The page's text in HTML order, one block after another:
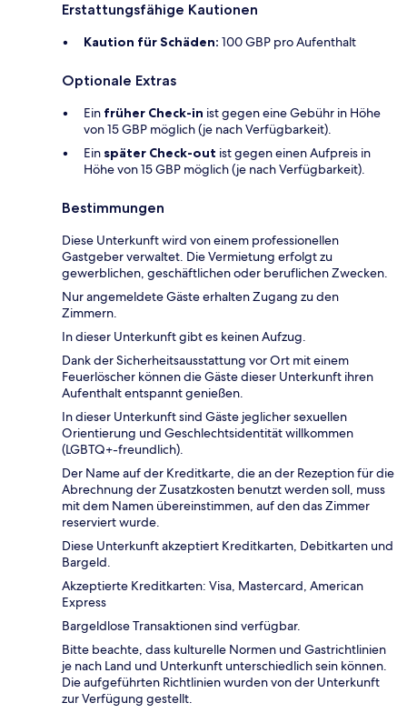
Erstattungsfähige Kautionen
Kaution für Schäden: 100 GBP pro Aufenthalt
Optionale Extras
Ein früher Check-in ist gegen eine Gebühr in Höhe
von 15 GBP möglich (je nach Verfügbarkeit).
Ein später Check-out ist gegen einen Aufpreis in
Höhe von 15 GBP möglich (je nach Verfügbarkeit).
Bestimmungen
Diese Unterkunft wird von einem professionellen
Gastgeber verwaltet. Die Vermietung erfolgt zu
gewerblichen, geschäftlichen oder beruflichen Zwecken.
Nur angemeldete Gäste erhalten Zugang zu den
Zimmern.
In dieser Unterkunft gibt es keinen Aufzug.
Dank der Sicherheitsausstattung vor Ort mit einem
Feuerlöscher können die Gäste dieser Unterkunft ihren
Aufenthalt entspannt genießen.
In dieser Unterkunft sind Gäste jeglicher sexuellen
Orientierung und Geschlechtsidentität willkommen
(LGBTQ+-freundlich).
Der Name auf der Kreditkarte, die an der Rezeption für die
Abrechnung der Zusatzkosten benutzt werden soll, muss
mit dem Namen übereinstimmen, auf den das Zimmer
reserviert wurde.
Diese Unterkunft akzeptiert Kreditkarten, Debitkarten und
Bargeld.
Akzeptierte Kreditkarten: Visa, Mastercard, American
Express
Bargeldlose Transaktionen sind verfügbar.
Bitte beachte, dass kulturelle Normen und Gastrichtlinien
je nach Land und Unterkunft unterschiedlich sein können.
Die aufgeführten Richtlinien wurden von der Unterkunft
zur Verfügung gestellt.